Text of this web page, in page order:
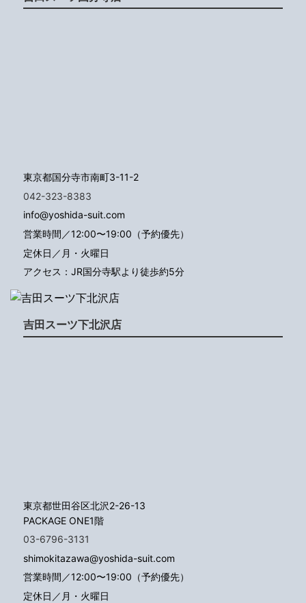
東京都国分寺市南町3-11-2
042-323-8383
info@yoshida-suit.com
営業時間／12:00〜19:00（予約優先）
定休日／月・火曜日
アクセス：JR国分寺駅より徒歩約5分
吉田スーツ下北沢店
東京都世田谷区北沢2-26-13
PACKAGE ONE1階
03-6796-3131
shimokitazawa@yoshida-suit.com
営業時間／12:00〜19:00（予約優先）
定休日／月・火曜日